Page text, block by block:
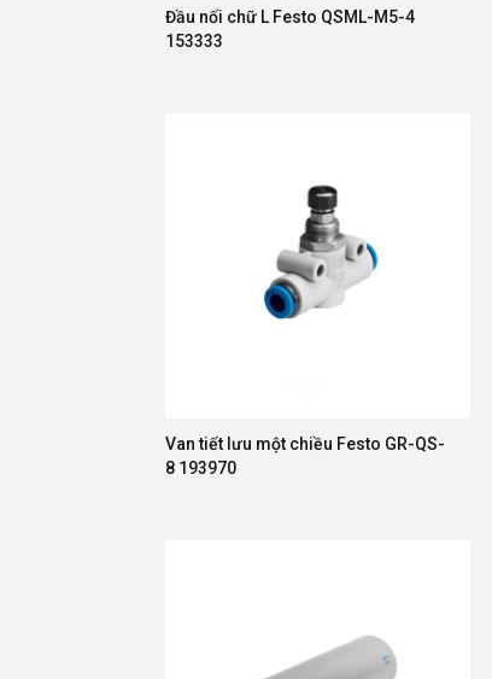
Đầu nối chữ L Festo QSML-M5-4
153333
Van tiết lưu một chiều Festo GR-QS-
8 193970